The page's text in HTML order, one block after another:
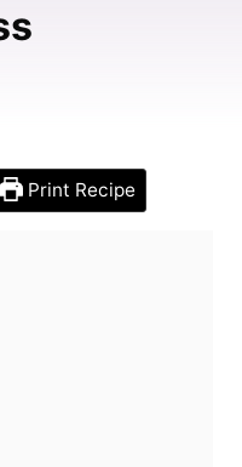
Print Recipe